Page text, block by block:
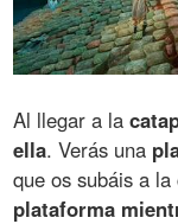
Al llegar a la
ella. Verás una
que os subáis a
plataforma